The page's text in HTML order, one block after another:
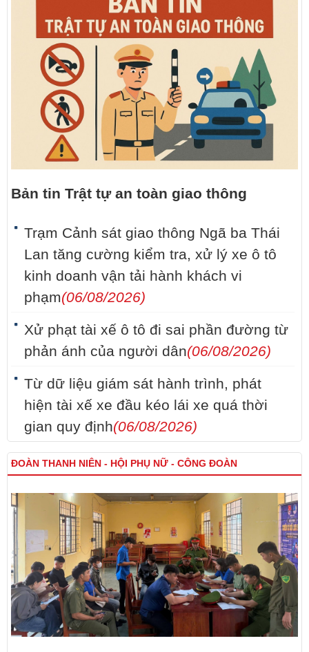
Bản tin Trật tự an toàn giao thông
Trạm Cảnh sát giao thông Ngã ba Thái
Lan tăng cường kiểm tra, xử lý xe ô tô
kinh doanh vận tải hành khách vi
phạm(06/08/2026)
Xử phạt tài xế ô tô đi sai phần đường từ
phản ánh của người dân(06/08/2026)
Từ dữ liệu giám sát hành trình, phát
hiện tài xế xe đầu kéo lái xe quá thời
gian quy định(06/08/2026)
ĐOÀN THANH NIÊN - HỘI PHỤ NỮ - CÔNG ĐOÀN